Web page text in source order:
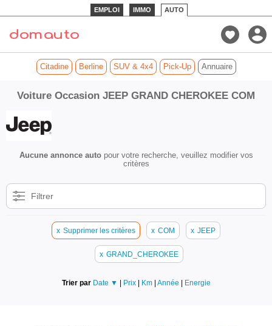
EMPLOI IMMO AUTO
Citadine Berline SUV & 4x4 Pick-Up Annuaire
Voiture Occasion JEEP GRAND CHEROKEE COM
Aucune annonce autopour votre recherche, veuillez modifier vos
critères
Filtrer
x Supprimer les critères x COM x JEEP
x GRAND_CHEROKEE
Trier par Date ▼ | Prix | Km | Année | Energie